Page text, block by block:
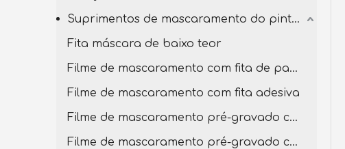
Suprimentos de mascaramento do pintor
Fita máscara de baixo teor
Filme de mascaramento com fita de papel crepe
Filme de mascaramento com fita adesiva
Filme de mascaramento pré-gravado com fita baixa
Filme de mascaramento pré-gravado com fita washi premium